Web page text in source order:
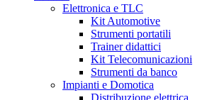
Elettronica e TLC
Kit Automotive
Strumenti portatili
Trainer didattici
Kit Telecomunicazioni
Strumenti da banco
Impianti e Domotica
Distribuzione elettrica